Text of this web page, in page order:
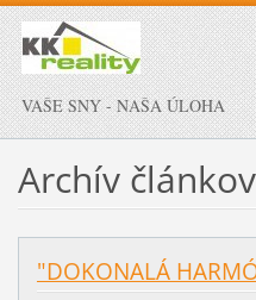
VAŠE SNY - NAŠA ÚLOHA
Archív článkov
"DOKONALÁ